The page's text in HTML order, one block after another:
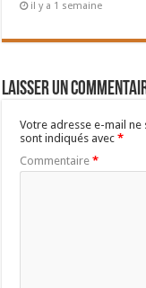
il y a 1 semaine
Laisser un
Votre adresse e-mail ne
sont indiqués avec*
Commentaire*